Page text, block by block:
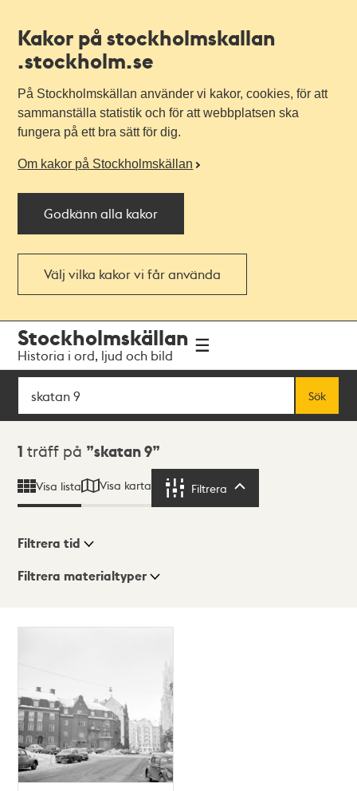
Kakor på stockholmskallan
.stockholm.se
På Stockholmskällan använder vi kakor, cookies, för att
sammanställa statistik och för att webbplatsen ska
fungera på ett bra sätt för dig.
Om kakor på Stockholmskällan
Godkänn alla kakor
Välj vilka kakor vi får använda
navigationen
huvudinnehållet
Stockholmskällan
Historia i ord, ljud och bild
Sök
Sök
Sökresultat
1 träff på skatan 9
Visa lista Visa karta Filtrera
Visningsläge
Filtrera tid
Filtrera materialtyper